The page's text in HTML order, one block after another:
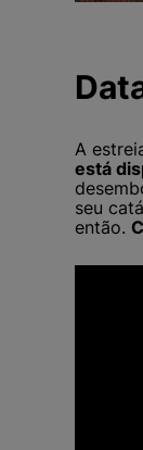
A
está
seu
então.